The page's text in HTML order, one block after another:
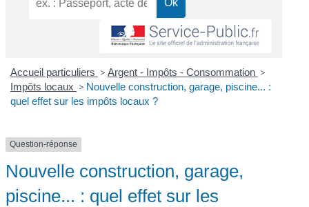
Accueil particuliers > Argent - Impôts - Consommation >
Impôts locaux > Nouvelle construction, garage, piscine... :
quel effet sur les impôts locaux ?
Question-réponse
Nouvelle construction, garage,
piscine... : quel effet sur les